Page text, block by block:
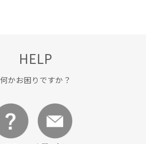
HELP
何かお困りですか？